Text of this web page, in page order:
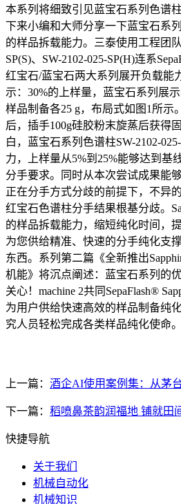
本系列将细致引见蓝宝石系列色谱
下来小编和大师分享一下蓝宝石系
的样品拆载能力。三泰使用工程团
SP(S)、SW-2102-025-SP(H)连系
红宝石/蓝宝石两大系列展开负载能
示：30%的上样量，蓝宝石系列展
样品制备各25 g，布局式如图1所示
后，插手100g硅胶粉末旋蒸后获得
白，蓝宝石系列色谱柱SW-2102-
力，上样量从5%到25%能够达到基
分手要求。同时从本次尝试成果能
正在分手方式分歧的前提下，不异
红宝石色谱柱分手结果根基分歧。
的样品拆载能力，缩短纯化时间，
为您供给精准、快速的分手纯化支
东西。系列第二篇《全新推出
机能》将沉点阐述：蓝宝石系列的
关心！machine 2共同SepaFlash®
为用户供给快速高效的样品制备纯
究人员轻松完成各类样品纯化使命。
上一篇： 酒企AI使用案例集：从茅
下一篇： 稻喷鼻茶韵润福地 铺就田
快捷导航
关于我们
机械自动化
机械知识